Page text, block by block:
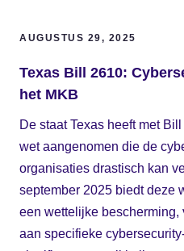
AUGUSTUS 29, 2025
Texas Bill 2610:
het MKB
De staat Texas heeft met
wet aangenomen die de
organisaties drastisch kan
september 2025 biedt deze
een wettelijke
aan specifieke